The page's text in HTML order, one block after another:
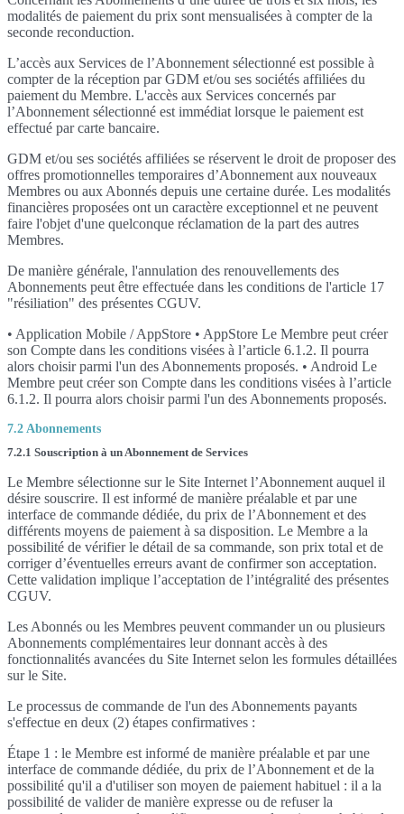
modalités de paiement du prix sont mensualisées à compter de la
seconde reconduction.
L’accès aux Services de l’Abonnement sélectionné est possible à
compter de la réception par GDM et/ou ses sociétés affiliées du
paiement du Membre. L'accès aux Services concernés par
l’Abonnement sélectionné est immédiat lorsque le paiement est
effectué par carte bancaire.
GDM et/ou ses sociétés affiliées se réservent le droit de proposer des
offres promotionnelles temporaires d’Abonnement aux nouveaux
Membres ou aux Abonnés depuis une certaine durée. Les modalités
financières proposées ont un caractère exceptionnel et ne peuvent
faire l'objet d'une quelconque réclamation de la part des autres
Membres.
De manière générale, l'annulation des renouvellements des
Abonnements peut être effectuée dans les conditions de l'article 17
"résiliation" des présentes CGUV.
• Application Mobile / AppStore • AppStore Le Membre peut créer
son Compte dans les conditions visées à l’article 6.1.2. Il pourra
alors choisir parmi l'un des Abonnements proposés. • Android Le
Membre peut créer son Compte dans les conditions visées à l’article
6.1.2. Il pourra alors choisir parmi l'un des Abonnements proposés.
7.2 Abonnements
7.2.1 Souscription à un Abonnement de Services
Le Membre sélectionne sur le Site Internet l’Abonnement auquel il
désire souscrire. Il est informé de manière préalable et par une
interface de commande dédiée, du prix de l’Abonnement et des
différents moyens de paiement à sa disposition. Le Membre a la
possibilité de vérifier le détail de sa commande, son prix total et de
corriger d’éventuelles erreurs avant de confirmer son acceptation.
Cette validation implique l’acceptation de l’intégralité des présentes
CGUV.
Les Abonnés ou les Membres peuvent commander un ou plusieurs
Abonnements complémentaires leur donnant accès à des
fonctionnalités avancées du Site Internet selon les formules détaillées
sur le Site.
Le processus de commande de l'un des Abonnements payants
s'effectue en deux (2) étapes confirmatives :
Étape 1 : le Membre est informé de manière préalable et par une
interface de commande dédiée, du prix de l’Abonnement et de la
possibilité qu'il a d'utiliser son moyen de paiement habituel : il a la
possibilité de valider de manière expresse ou de refuser la